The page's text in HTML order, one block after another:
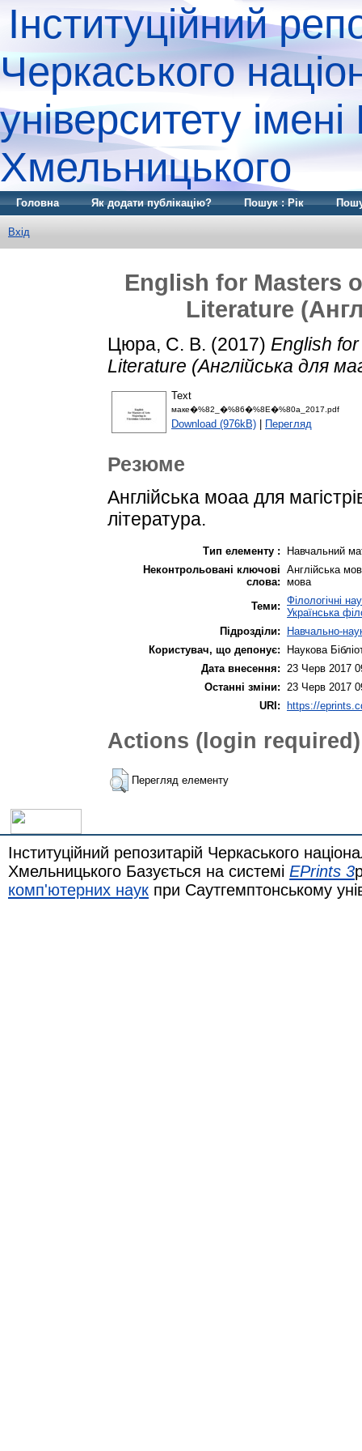
Інституційний
Черкаського
університету
Хмельницького
Головна Як додати публікацію? Пошук : Рік
Вхід
English for Masters
Literature
Цюра, С. В. (2017) English
Literature (Англійська для
Text
маке�%82_�%86�%8E�%80а_2017.pdf
Download (976kB) Перегляд
Резюме
Англійська моаа для
література.
Тип елементу :
Навчальний
Неконтрольовані ключові
слова:
Англійська
мова
Теми: Філологічні
Українська
Підрозділи:
Навчально-
Користувач, що депонує:
Наукова
Дата внесення:
23 Черв 2017
Останні зміни:
23 Черв 2017
URI: https://
Actions (login required)
Перегляд елементу
Інституційний репозитарій Черкаського
Хмельницького Базується на системі EPrints 3
комп'ютерних наук при Саутгемптонському